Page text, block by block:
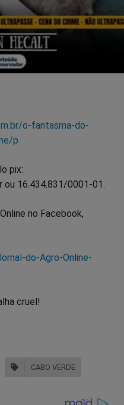
o-fantasma-do-
p
pix:
ou 16.434.831/0001-01.
no Facebook,
do-Agro-Online-
cruel!
CABO VERDE